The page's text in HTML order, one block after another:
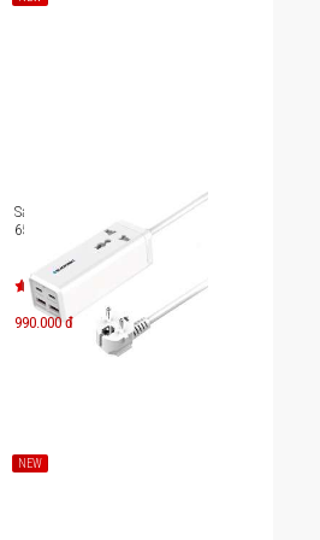
Sạc du lịch Blaupunkt PSN9650
65W Power Strips
990.000 đ
NEW